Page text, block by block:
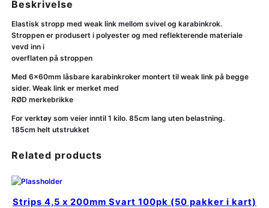
Beskrivelse
Elastisk stropp med weak link mellom svivel og karabinkrok.
Stroppen er produsert i polyester og med reflekterende materiale
vevd inn i
overflaten på stroppen
Med 6x60mm låsbare karabinkroker montert til weak link på begge
sider. Weak link er merket med
RØD merkebrikke
For verktøy som veier inntil 1 kilo. 85cm lang uten belastning.
185cm helt utstrukket
Related products
Strips 4,5 x 200mm Svart 100pk (50 pakker i kart)